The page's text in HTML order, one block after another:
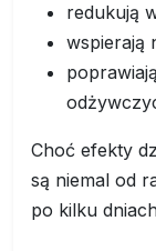
redukują
wspierają
Choć efekty
są niemal od
po kilku